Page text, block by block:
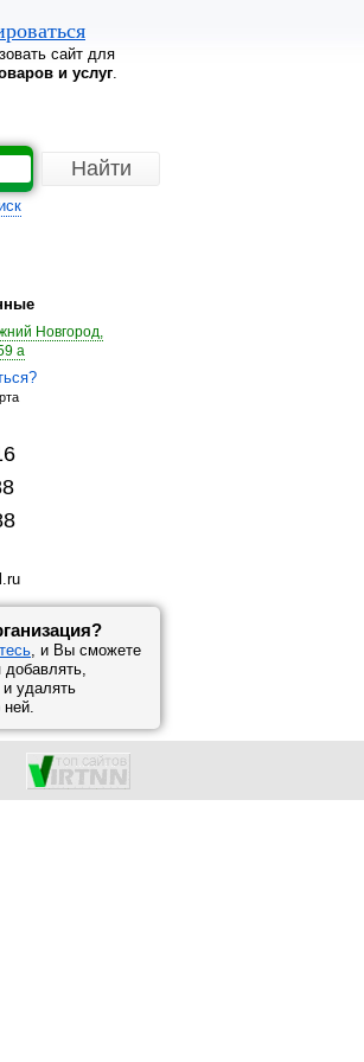
сайт для
и услуг.
Новгород,
а
, и Вы сможете
и удалять